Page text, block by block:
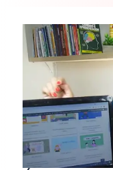
amanhã!
Black
Friday
Plataforma
Hey
Ear!